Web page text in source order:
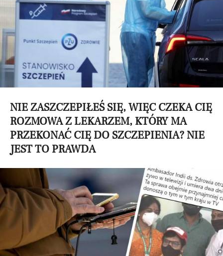
NIE ZASZCZEPIŁEŚ SIĘ, WIĘC CZEKA CIĘ
ROZMOWA Z LEKARZEM, KTÓRY MA
PRZEKONAĆ CIĘ DO SZCZEPIENIA? NIE
JEST TO PRAWDA